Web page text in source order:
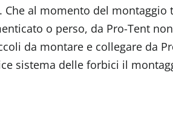
Che al momento del montaggio
o perso, da Pro-Tent
da montare e collegare da
sistema delle forbici il